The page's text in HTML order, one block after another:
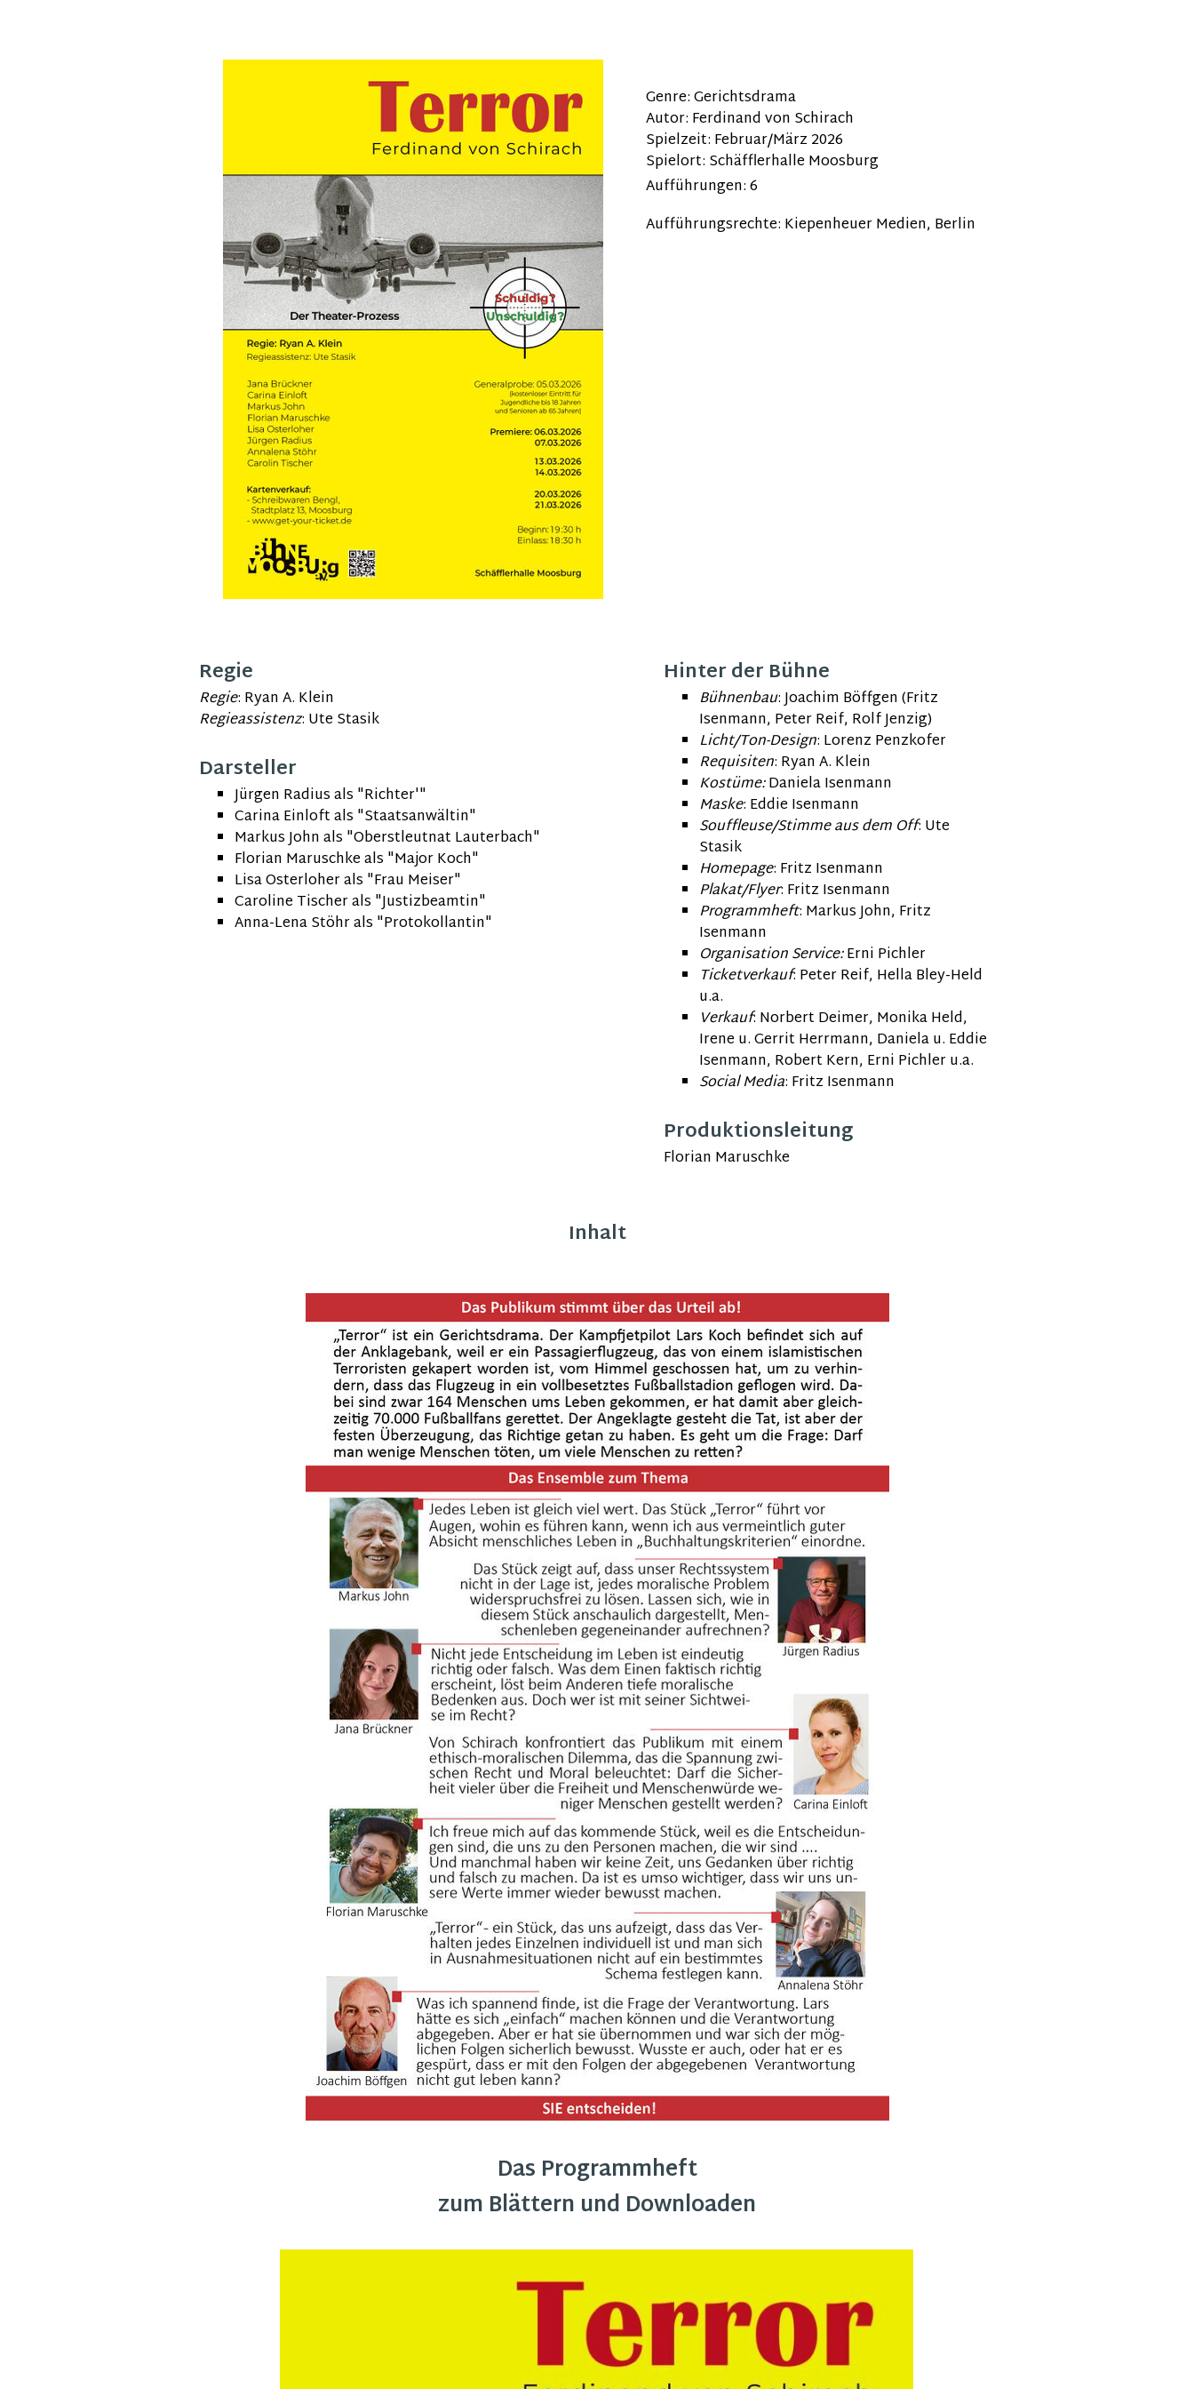
Genre: Gerichtsdrama
Autor: Ferdinand von Schirach
Spielzeit: Februar/März 2026
Spielort: Schäfflerhalle Moosburg
Aufführungen: 6
Aufführungsrechte: Kiepenheuer Medien, Berlin
Regie
Regie: Ryan A. Klein
Regieassistenz: Ute Stasik
Darsteller
Jürgen Radius als "Richter'"
Carina Einloft als "Staatsanwältin"
Markus John als "Oberstleutnat Lauterbach"
Florian Maruschke als "Major Koch"
Lisa Osterloher als "Frau Meiser"
Caroline Tischer als "Justizbeamtin"
Anna-Lena Stöhr als "Protokollantin"
Hinter der Bühne
Bühnenbau:Joachim Böffgen (Fritz
Isenmann, Peter Reif, Rolf Jenzig)
Licht/Ton-Design: Lorenz Penzkofer
Requisiten: Ryan A. Klein
Kostüme:Daniela Isenmann
Maske: Eddie Isenmann
Souffleuse/Stimme aus dem Off: Ute
Stasik
Homepage: Fritz Isenmann
Plakat/Flyer: Fritz Isenmann
Programmheft: Markus John, Fritz
Isenmann
OrganisationService:Erni Pichler
Ticketverkauf: Peter Reif, Hella Bley-Held
u.a.
Verkauf: Norbert Deimer, Monika Held,
Irene u. Gerrit Herrmann, Daniela u. Eddie
Isenmann, Robert Kern, Erni Pichler u.a.
Social Media: Fritz Isenmann
Produktionsleitung
Florian Maruschke
Inhalt
Das Programmheft
zum Blättern und Downloaden